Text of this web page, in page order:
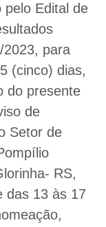
pelo Edital de
2023, para
(cinco) dias,
do presente
de
Setor de
RS,
das 13 às 17